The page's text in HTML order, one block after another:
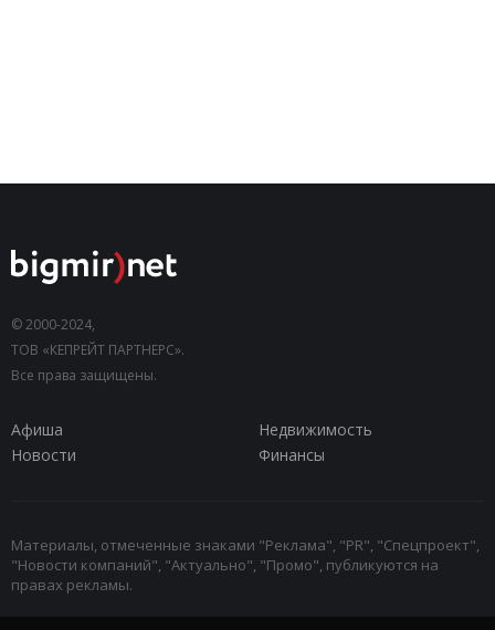
© 2000-2024,
ТОВ «КЕПРЕЙТ ПАРТНЕРС».
Все права защищены.
Афиша
Недвижимость
Новости
Финансы
Материалы, отмеченные знаками "Реклама", "PR", "Спецпроект",
"Новости компаний", "Актуально", "Промо", публикуются на
правах рекламы.